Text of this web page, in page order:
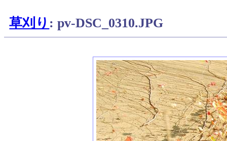
草刈り : pv-DSC_0310.JPG